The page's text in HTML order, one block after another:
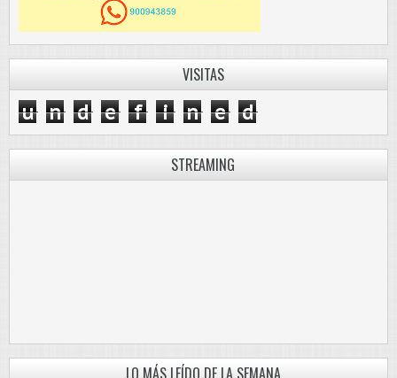
VISITAS
u n d e f i n e d
STREAMING
LO MÁS LEÍDO DE LA SEMANA